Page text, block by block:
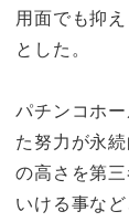
用面でも抑
とした。
パチンコホ
た努力が永
の高さを第
いける事な